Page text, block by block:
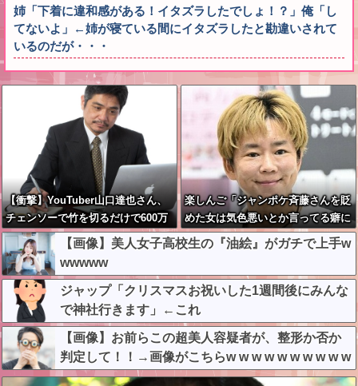
姉「下着に違和感がある！イタズラしたでしょ！？」俺「し
てないよ」←姉が寝ている間にイタズラしたと勘違いされて
いるのだが・・・
【衝撃】YouTuber山口達也さん、
チェンソーで竹を切るだけで600万
再生を突破してしまう←正直、こう
言うのでいいんだよなw w w w w w
w w
楽しんご「ジャンポケ斉藤さんを貶
めた女は気色悪いとか言ってる癖に
フ●ラするとか口だけは素直なんだ
な！週刊誌から金もらってるだろ」
【画像】美人女子高校生の『油絵』がガチで上手w
wwwww
ジャップ「クリスマスお祝いした1週間後にみんな
で神社行きます」←これ
【画像】お前らこの超美人容疑者が、整形か否か
判定して！！→画像がこちらw w w w w w w w w w